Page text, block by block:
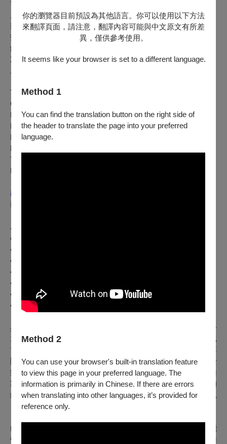
你的瀏覽器目前預設為其他語言。你可以使用以下方法
來翻譯頁面，請注意，翻譯內容可能與中文原文有所差
異，僅供參考使用。
It seems like your browser is set to a different language.
Method 1
You can find the translation button on the right side of
the header to translate the page into your preferred
language.
Method 2
You can use your browser's built-in translation feature
to view this page in your preferred language. The
information is primarily in Chinese. If there are errors
when translating into other languages, it’s provided for
reference only.
吉他
貝斯｜馬克斯．傑爾
鼓｜丹尼爾．費爾德曼
打擊
｜奧托．山塔那塞利斯
鋼琴
次中音薩克斯風｜泰德 · 貝克
Trumpet｜Arturo SANDOVAL, Keith FIALA
Guitar
Bass｜ Maximilian GERL
Drums ｜Daniel FELDMAN
Percussion｜Otto SANTANA SELIS
Piano
Tenor Saxophone
Baritone Saxophone
改由奧馬爾．瓦倫蘇埃拉、泰德 · 貝克演出。
藝術家介紹
小號│阿圖羅．山多瓦
•2024年甘迺迪中心榮譽獎
•由歐巴馬總統頒贈總統自由勳章
•十座葛萊美獎
•葛萊美終身成就獎
•艾美獎最佳作曲家
•六座告示牌音樂獎
•聖母大學名譽藝術博士
身為傳奇人物迪吉．葛拉斯彼的得意門生，阿圖羅．山多瓦於
1949年11月6日出生在古巴的阿特米薩——剛好就在葛拉斯比
首度將拉丁元素注入美國爵士樂的兩年之後。山多瓦出身並不
顯赫，十二歲開始學習古典小號，沒過多久就徹底迷上了爵士
樂的狂熱魅力。如今，他已成為當代最傑出且多才多藝的音樂
家之一：他不但是小號與柔音號的頂尖大師，也是技藝精湛的
鋼琴家、打擊樂手兼作曲家，更是一位勇於創新的音樂家，以
自身藝術造詣征服了全球數百萬聽眾。
山多瓦被譽為當今世上最有活力的表演者之一，現場演奏極能
帶動氣氛。他曾多次在奧斯卡金像獎、葛萊美獎及告示牌音樂